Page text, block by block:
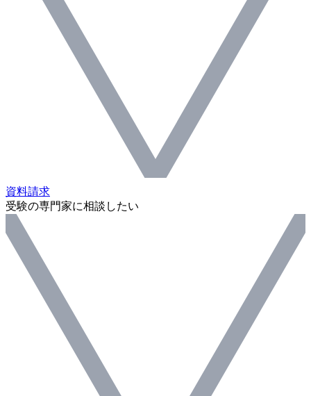
資料請求
受験の専門家に相談したい